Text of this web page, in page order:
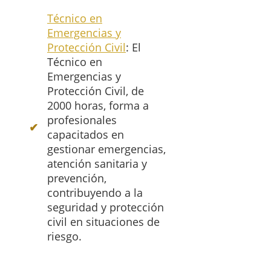
Técnico en
Emergencias y
Protección Civil: El
Técnico en
Emergencias y
Protección Civil, de
2000 horas, forma a
profesionales
capacitados en
gestionar emergencias,
atención sanitaria y
prevención,
contribuyendo a la
seguridad y protección
civil en situaciones de
riesgo.